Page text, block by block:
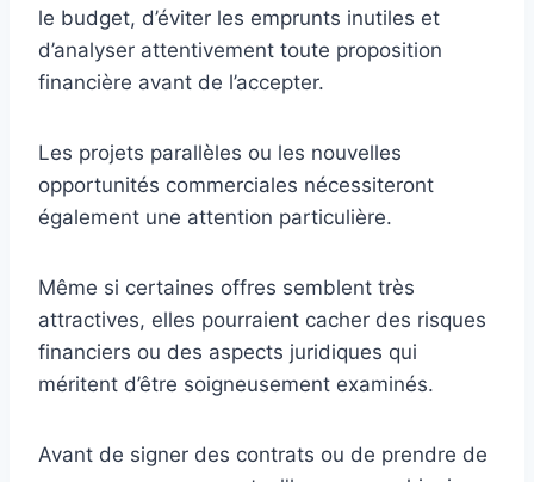
le budget, d’éviter les emprunts inutiles et
d’analyser attentivement toute proposition
financière avant de l’accepter.
Les projets parallèles ou les nouvelles
opportunités commerciales nécessiteront
également une attention particulière.
Même si certaines offres semblent très
attractives, elles pourraient cacher des risques
financiers ou des aspects juridiques qui
méritent d’être soigneusement examinés.
Avant de signer des contrats ou de prendre de